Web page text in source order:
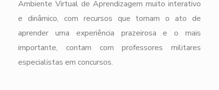
Ambiente Virtual de Aprendizagem muito interativo
e dinâmico, com recursos que tornam o ato de
aprender uma experiência prazeirosa e o mais
importante, contam com professores militares
especialistas em concursos.